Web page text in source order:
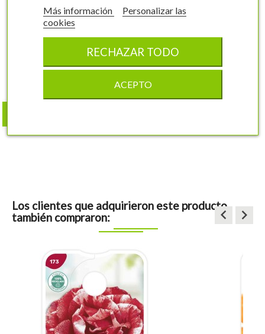
Etiquetas de Rosal
Bicolor (naranja -
Rosal grandiflora
6,2 x 10 cm
100 unidades
7,32 €
Los clientes que adquirieron este producto
también compraron:
keyboard_arrow_left keyboard_arrow_right
Más información
Personalizar las
cookies
RECHAZAR TODO
ACEPTO